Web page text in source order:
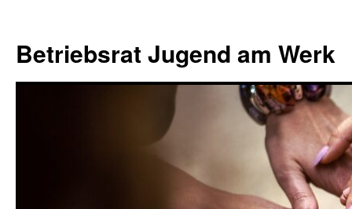
springen
springenspringen
Betriebsrat Jugend am Werk